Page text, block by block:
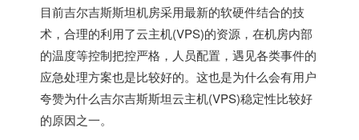
目前吉尔吉斯斯坦机房采用最新的软硬件结合的技
术，合理的利用了云主机(VPS)的资源，在机房内部
的温度等控制把控严格，人员配置，遇见各类事件的
应急处理方案也是比较好的。这也是为什么会有用户
夸赞为什么吉尔吉斯斯坦云主机(VPS)稳定性比较好
的原因之一。